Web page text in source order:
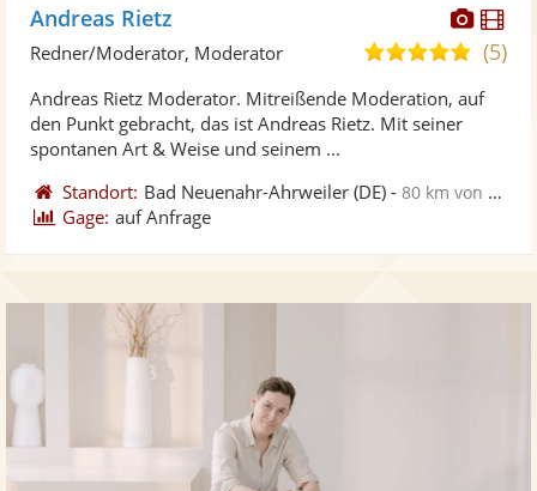
Fotos
Andreas Rietz
5,0
5
(5)
Redner/Moderator, Moderator
Andreas Rietz Moderator. Mitreißende Moderation, auf
den Punkt gebracht, das ist Andreas Rietz. Mit seiner
spontanen Art & Weise und seinem ...
Standort: Bad Neuenahr-Ahrweiler (DE) -80 km von Wuppertal
Gage: auf Anfrage